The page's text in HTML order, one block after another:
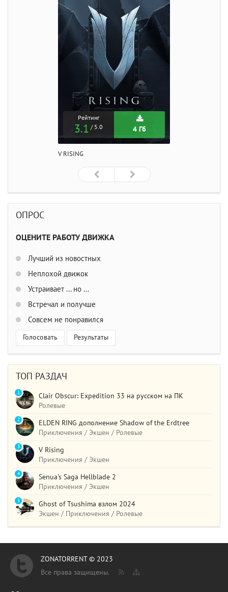
Рейтинг
3.1 / 5.0 4 Гб
V RISING
ОПРОС
ОЦЕНИТЕ РАБОТУ ДВИЖКА
Лучший из новостных
Неплохой движок
Устраивает ... но ...
Встречал и получше
Совсем не понравился
Голосовать Результаты
ТОП РАЗДАЧ
Clair Obscur: Expedition 33 на русском на ПК
Ролевые
1
ELDEN RING дополнение Shadow of the Erdtree
Приключения / Экшен / Ролевые
2
V Rising
Приключения / Экшен
3
Senua's Saga Hellblade 2
Приключения / Экшен
4
Ghost of Tsushima взлом 2024
Экшен / Приключения / Ролевые
5
ZONATORRENT © 2023
Все права защищены.